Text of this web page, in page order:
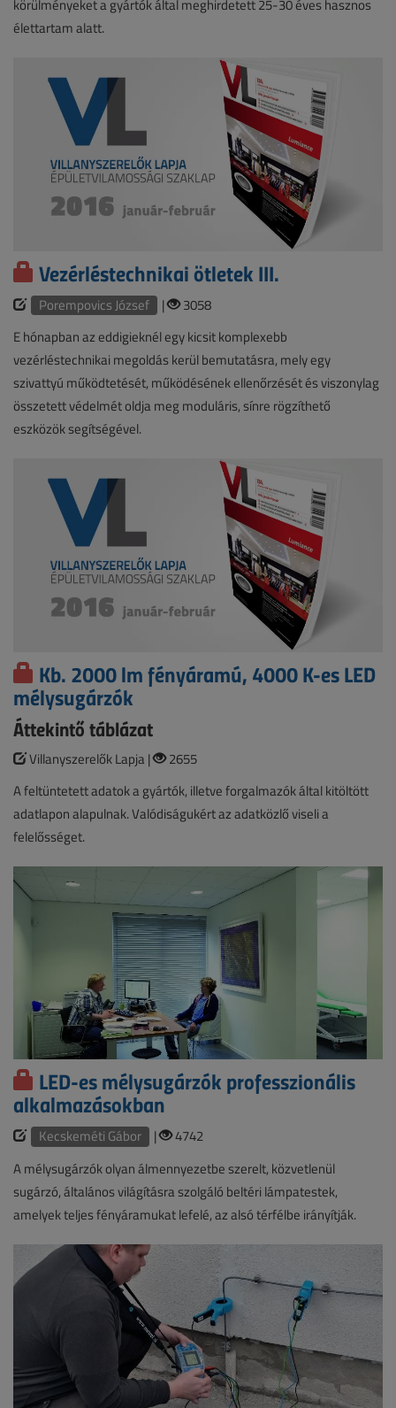
körülményeket a gyártók által meghirdetett 25-30 éves hasznos
élettartam alatt.
Vezérléstechnikai ötletek III.
Porempovics József |
3058
E hónapban az eddigieknél egy kicsit komplexebb
vezérléstechnikai megoldás kerül bemutatásra, mely egy
szivattyú működtetését, működésének ellenőrzését és viszonylag
összetett védelmét oldja meg moduláris, sínre rögzíthető
eszközök segítségével.
Kb. 2000 lm fényáramú, 4000 K-es LED
mélysugárzók
Áttekintő táblázat
Villanyszerelők Lapja |
2655
A feltüntetett adatok a gyártók, illetve forgalmazók által kitöltött
adatlapon alapulnak. Valódiságukért az adatközlő viseli a
felelősséget.
LED-es mélysugárzók professzionális
alkalmazásokban
Kecskeméti Gábor |
4742
A mélysugárzók olyan álmennyezetbe szerelt, közvetlenül
sugárzó, általános világításra szolgáló beltéri lámpatestek,
amelyek teljes fényáramukat lefelé, az alsó térfélbe irányítják.